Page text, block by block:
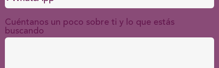
Cuéntanos un poco sobre ti y lo que estás
buscando